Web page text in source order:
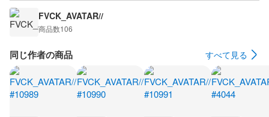
FVCK_AVATAR//
商品数106
同じ作者の商品 すべて見る